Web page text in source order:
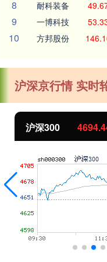
8 耐科装备
9 一博科技
10 方邦股份
沪深京行情 实时
沪深300